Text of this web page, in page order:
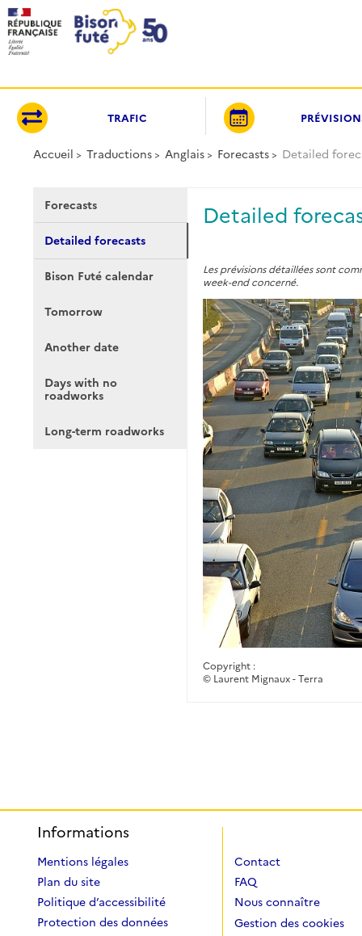
TRAFIC
Accueil Traductions Anglais Forecasts Detailed
Forecasts
Detailed forecasts
Bison Futé calendar
Tomorrow
Another date
Days with no
roadworks
Long-term roadworks
Detailed
Les prévisions détaillées sont
week-end concerné.
Copyright :
© Laurent Mignaux - Terra
Informations
Mentions légales
Plan du site
Politique d’accessibilité
Protection des données
Contact
FAQ
Nous connaître
Gestion des cookies
Panneau de gestion des cookies